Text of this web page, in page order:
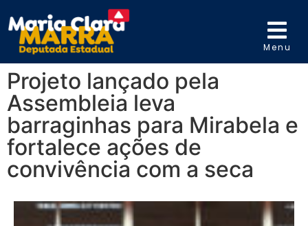
Menu
Projeto lançado pela
Assembleia leva
barraginhas para Mirabela e
fortalece ações de
convivência com a seca